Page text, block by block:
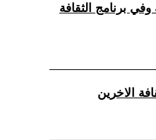
وفي برنامج الثقافة